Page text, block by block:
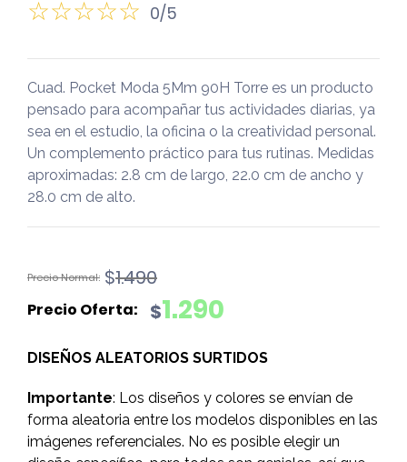
0/5
Cuad. Pocket Moda 5Mm 90H Torre es un producto
pensado para acompañar tus actividades diarias, ya
sea en el estudio, la oficina o la creatividad personal.
Un complemento práctico para tus rutinas. Medidas
aproximadas: 2.8 cm de largo, 22.0 cm de ancho y
28.0 cm de alto.
$1.490
El
original
$1.490.
$1.290
El
actual
$1.290.
DISEÑOS ALEATORIOS SURTIDOS
Importante: Los diseños y colores se envían de
forma aleatoria entre los modelos disponibles en las
imágenes referenciales. No es posible elegir un